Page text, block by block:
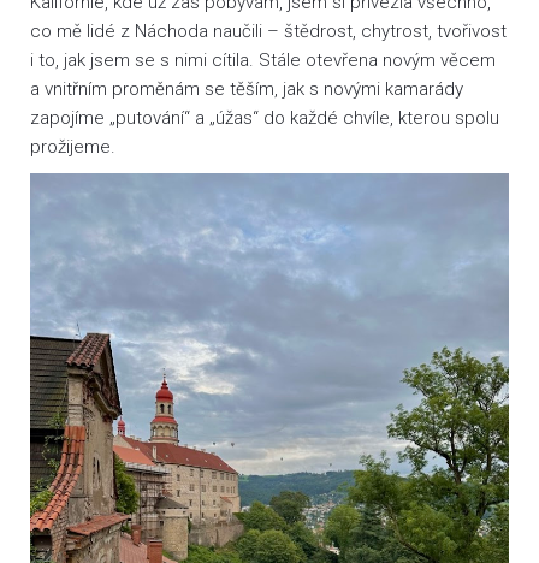
co mě lidé z Náchoda naučili – štědrost, chytrost, tvořivost
i to, jak jsem se s nimi cítila. Stále otevřena novým věcem
a vnitřním proměnám se těším, jak s novými kamarády
zapojíme „putování“ a „úžas“ do každé chvíle, kterou spolu
prožijeme.